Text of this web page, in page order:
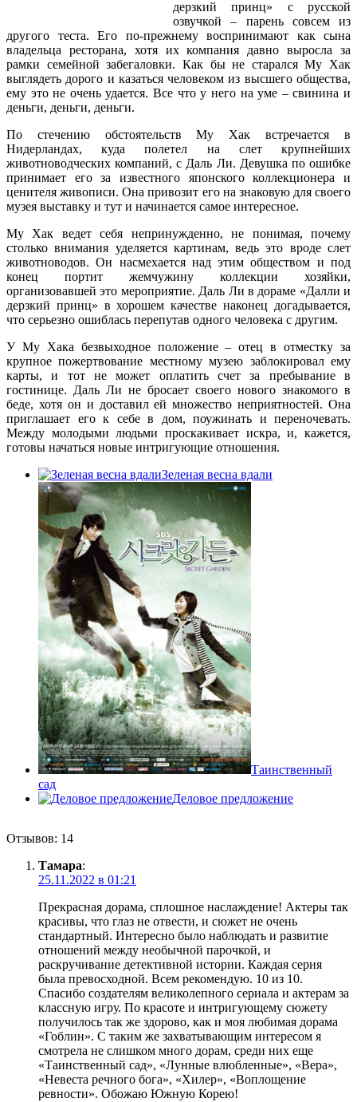
дерзкий принц» с русской
озвучкой – парень совсем из
другого теста. Его по-прежнему воспринимают как сына
владельца ресторана, хотя их компания давно выросла за
рамки семейной забегаловки. Как бы не старался Му Хак
выглядеть дорого и казаться человеком из высшего общества,
ему это не очень удается. Все что у него на уме – свинина и
деньги, деньги, деньги.
По стечению обстоятельств Му Хак встречается в
Нидерландах, куда полетел на слет крупнейших
животноводческих компаний, с Даль Ли. Девушка по ошибке
принимает его за известного японского коллекционера и
ценителя живописи. Она привозит его на знаковую для своего
музея выставку и тут и начинается самое интересное.
Му Хак ведет себя непринужденно, не понимая, почему
столько внимания уделяется картинам, ведь это вроде слет
животноводов. Он насмехается над этим обществом и под
конец портит жемчужину коллекции хозяйки,
организовавшей это мероприятие. Даль Ли в дораме «Далли и
дерзкий принц» в хорошем качестве наконец догадывается,
что серьезно ошиблась перепутав одного человека с другим.
У Му Хака безвыходное положение – отец в отместку за
крупное пожертвование местному музею заблокировал ему
карты, и тот не может оплатить счет за пребывание в
гостинице. Даль Ли не бросает своего нового знакомого в
беде, хотя он и доставил ей множество неприятностей. Она
приглашает его к себе в дом, поужинать и переночевать.
Между молодыми людьми проскакивает искра, и, кажется,
готовы начаться новые интригующие отношения.
Зеленая весна вдали
Таинственный
сад
Деловое предложение
Отзывов: 14
Тамара:
25.11.2022 в 01:21
Прекрасная дорама, сплошное наслаждение! Актеры так
красивы, что глаз не отвести, и сюжет не очень
стандартный. Интересно было наблюдать и развитие
отношений между необычной парочкой, и
раскручивание детективной истории. Каждая серия
была превосходной. Всем рекомендую. 10 из 10.
Спасибо создателям великолепного сериала и актерам за
классную игру. По красоте и интригующему сюжету
получилось так же здорово, как и моя любимая дорама
«Гоблин». С таким же захватывающим интересом я
смотрела не слишком много дорам, среди них еще
«Таинственный сад», «Лунные влюбленные», «Вера»,
«Невеста речного бога», «Хилер», «Воплощение
ревности». Обожаю Южную Корею!